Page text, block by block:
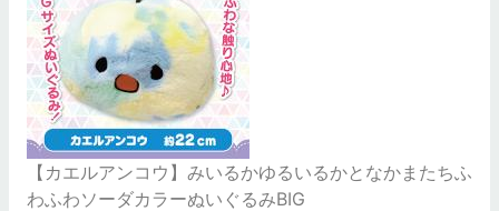
【カエルアンコウ】みいるかゆるいるかとなかまたちふ
わふわソーダカラーぬいぐるみBIG